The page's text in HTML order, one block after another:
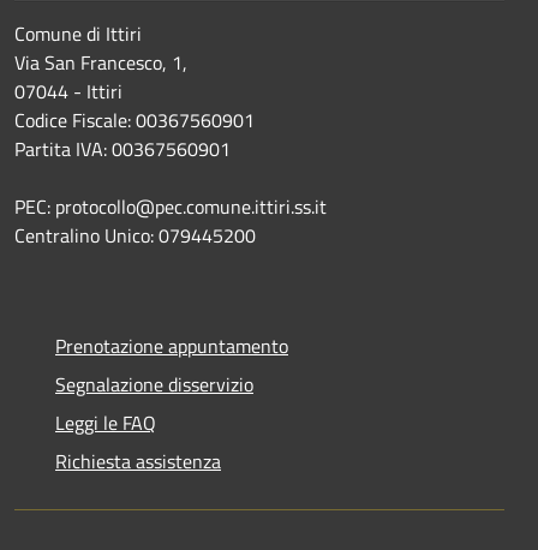
Comune di Ittiri
Via San Francesco, 1,
07044 - Ittiri
Codice Fiscale: 00367560901
Partita IVA: 00367560901
PEC: protocollo@pec.comune.ittiri.ss.it
Centralino Unico: 079445200
Prenotazione appuntamento
Segnalazione disservizio
Leggi le FAQ
Richiesta assistenza